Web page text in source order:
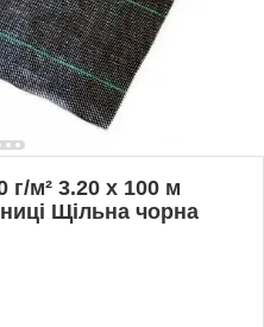
г/м² 3.20 х 100 м
Щільна чорна